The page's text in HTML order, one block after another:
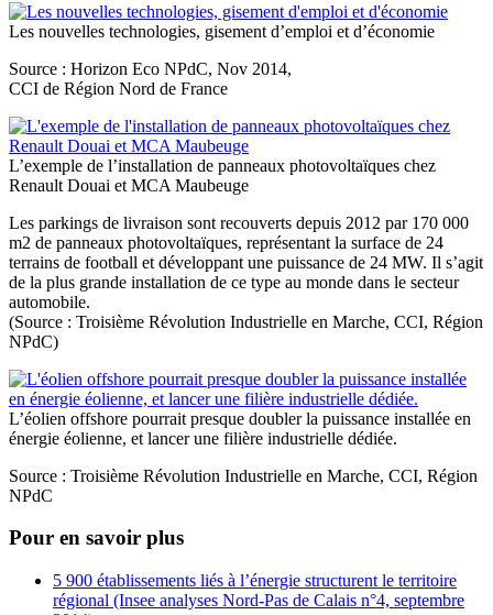
Les nouvelles technologies, gisement d’emploi et d’économie
Source : Horizon Eco NPdC, Nov 2014,
CCI de Région Nord de France
L’exemple de l’installation de panneaux photovoltaïques chez
Renault Douai et MCA Maubeuge
Les parkings de livraison sont recouverts depuis 2012 par 170 000
m2 de panneaux photovoltaïques, représentant la surface de 24
terrains de football et développant une puissance de 24 MW. Il s’agit
de la plus grande installation de ce type au monde dans le secteur
automobile.
(Source : Troisième Révolution Industrielle en Marche, CCI, Région
NPdC)
L’éolien offshore pourrait presque doubler la puissance installée en
énergie éolienne, et lancer une filière industrielle dédiée.
Source : Troisième Révolution Industrielle en Marche, CCI, Région
NPdC
Pour en savoir plus
5 900 établissements liés à l’énergie structurent le territoire
régional (Insee analyses Nord-Pas de Calais n°4, septembre